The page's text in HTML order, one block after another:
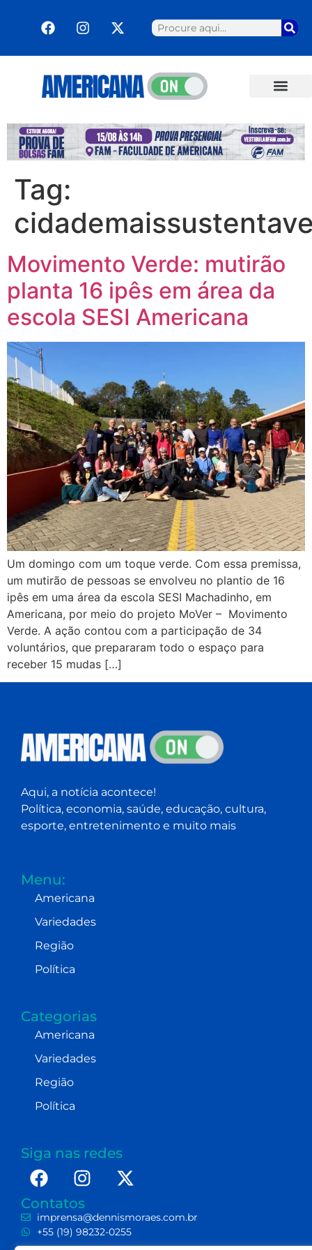
Tag:
Movimento Verde: mutirão
planta 16 ipês em área da
escola SESI Americana
Um domingo com um toque verde. Com essa premissa,
um mutirão de pessoas se envolveu no plantio de 16
ipês em uma área da escola SESI Machadinho, em
Americana, por meio do projeto MoVer – Movimento
Verde. A ação contou com a participação de 34
voluntários, que prepararam todo o espaço para
receber 15 mudas […]
Aqui, a notícia acontece!
Política, economia, saúde, educação, cultura,
esporte, entretenimento e muito mais
Menu:
Americana
Variedades
Região
Política
Categorias
Americana
Variedades
Região
Política
Siga nas redes
Contatos
imprensa@dennismoraes.com.br
+55 (19) 98232-0255